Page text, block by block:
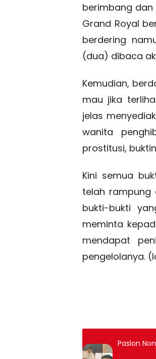
berimbang
Grand Royal
berdering
(dua) dibaca
Kemudian,
mau jika
jelas
wanita
prostitusi,
Kini semua
telah rampung
bukti-bukti
meminta
mendapat
pengelolanya.
Paslon